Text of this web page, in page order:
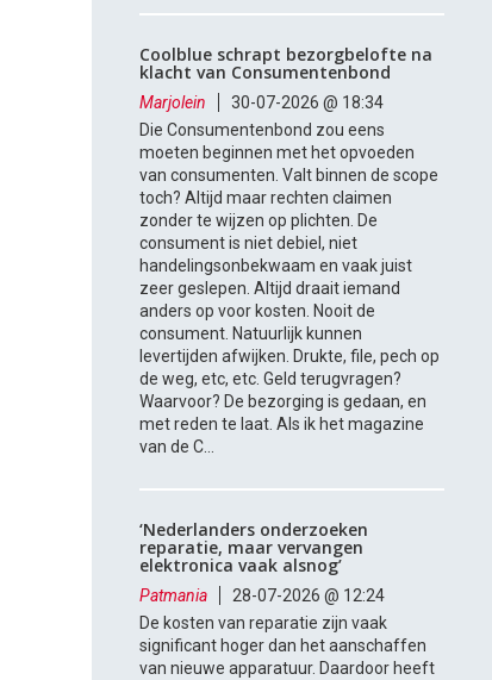
Coolblue schrapt bezorgbelofte na
klacht van Consumentenbond
Marjolein
30-07-2026 @ 18:34
Die Consumentenbond zou eens
moeten beginnen met het opvoeden
van consumenten. Valt binnen de scope
toch? Altijd maar rechten claimen
zonder te wijzen op plichten. De
consument is niet debiel, niet
handelingsonbekwaam en vaak juist
zeer geslepen. Altijd draait iemand
anders op voor kosten. Nooit de
consument. Natuurlijk kunnen
levertijden afwijken. Drukte, file, pech op
de weg, etc, etc. Geld terugvragen?
Waarvoor? De bezorging is gedaan, en
met reden te laat. Als ik het magazine
van de C...
‘Nederlanders onderzoeken
reparatie, maar vervangen
elektronica vaak alsnog’
Patmania
28-07-2026 @ 12:24
De kosten van reparatie zijn vaak
significant hoger dan het aanschaffen
van nieuwe apparatuur. Daardoor heeft